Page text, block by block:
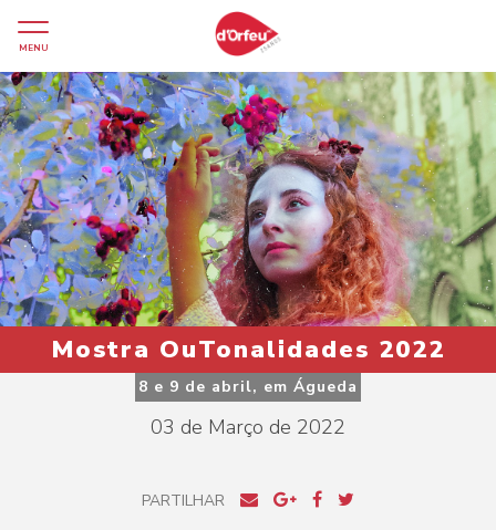
MENU
Mostra OuTonalidades 2022
8 e 9 de abril, em Águeda
03 de Março de 2022
PARTILHAR